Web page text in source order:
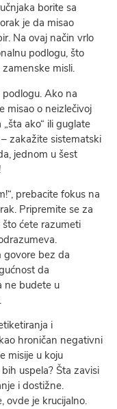
borite sa
je da misao
Na ovaj način vrlo
podlogu, što
misli.
Ako na
misao o neizlečivoj
ako“ ili guglate
zakažite sistematski
jednom u šest
prebacite fokus na
Pripremite se za
ćete razumeti
govore bez da
da
ne budete u
i
hroničan negativni
misije u koju
uspela? Šta zavisi
i dostižne.
ovde je krucijalno.